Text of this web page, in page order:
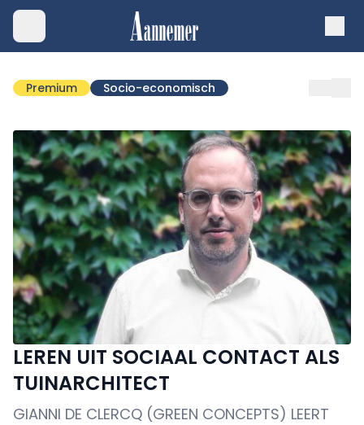
Premium Socio-economisch
LEREN UIT SOCIAAL CONTACT ALS
TUINARCHITECT
GIANNI DE CLERCQ (GREEN CONCEPTS) LEERT